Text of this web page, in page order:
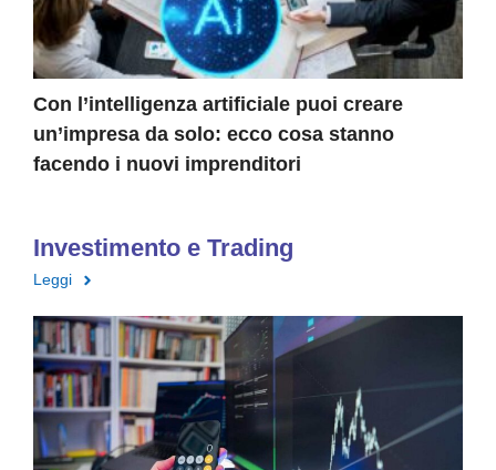
Con l’intelligenza artificiale puoi creare
un’impresa da solo: ecco cosa stanno
facendo i nuovi imprenditori
Investimento e Trading
Leggi